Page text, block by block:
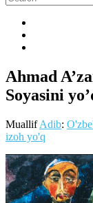
Ahmad
Soyasini
MuallifAdib:
izoh yo'q